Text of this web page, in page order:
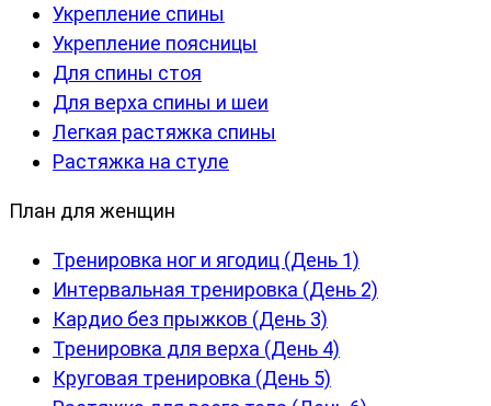
Укрепление спины
Укрепление поясницы
Для спины стоя
Для верха спины и шеи
Легкая растяжка спины
Растяжка на стуле
План для женщин
Тренировка ног и ягодиц (День 1)
Интервальная тренировка (День 2)
Кардио без прыжков (День 3)
Тренировка для верха (День 4)
Круговая тренировка (День 5)